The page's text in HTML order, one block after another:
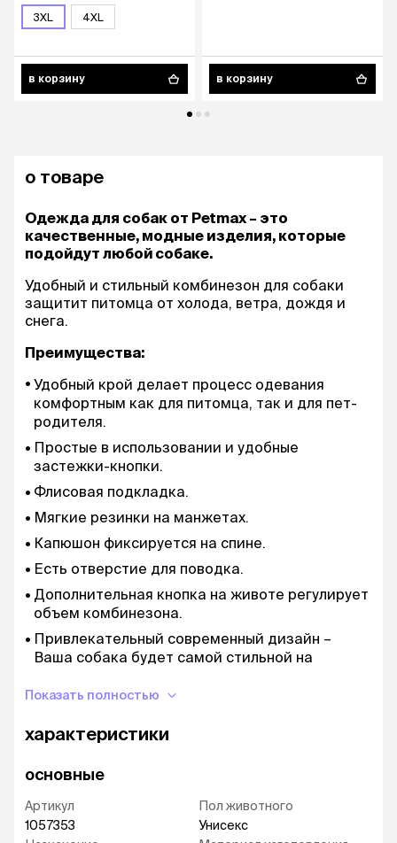
3XL 4XL
в корзину в корзину
о товаре
Одежда для собак от Petmax – это
качественные, модные изделия, которые
подойдут любой собаке.
Удобный и стильный комбинезон для собаки
защитит питомца от холода, ветра, дождя и
снега.
Преимущества:
Удобный крой делает процесс одевания
комфортным как для питомца, так и для пет-
родителя.
Простые в использовании и удобные
застежки-кнопки.
Флисовая подкладка.
Мягкие резинки на манжетах.
Капюшон фиксируется на спине.
Есть отверстие для поводка.
Дополнительная кнопка на животе регулирует
объем комбинезона.
Привлекательный современный дизайн –
Ваша собака будет самой стильной на
отбеливать.
Показать полностью
характеристики
основные
Артикул
1057353
Пол животного
Унисекс